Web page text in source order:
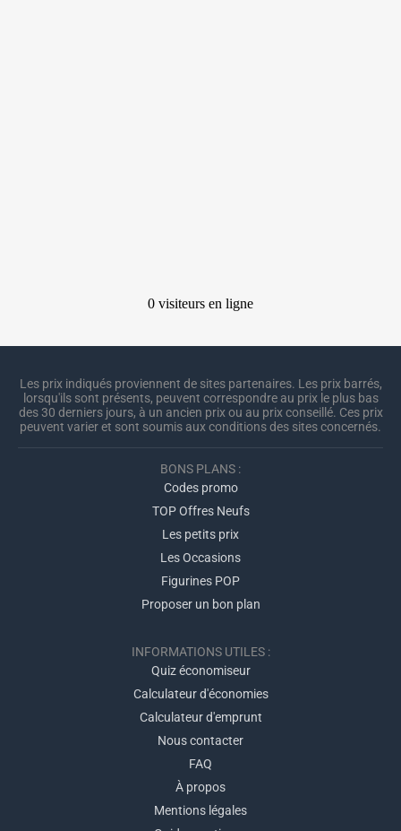
Les prix indiqués proviennent de sites partenaires. Les prix barrés,
lorsqu'ils sont présents, peuvent correspondre au prix le plus bas
des 30 derniers jours, à un ancien prix ou au prix conseillé. Ces prix
peuvent varier et sont soumis aux conditions des sites concernés.
BONS PLANS :
Codes promo
TOP Offres Neufs
Les petits prix
Les Occasions
Figurines POP
Proposer un bon plan
INFORMATIONS UTILES :
Quiz économiseur
Calculateur d'économies
Calculateur d'emprunt
Nous contacter
FAQ
À propos
Mentions légales